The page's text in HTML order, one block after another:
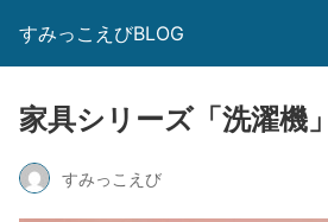
すみっこえびBLOG
家具シリーズ「洗濯機
すみっこえび